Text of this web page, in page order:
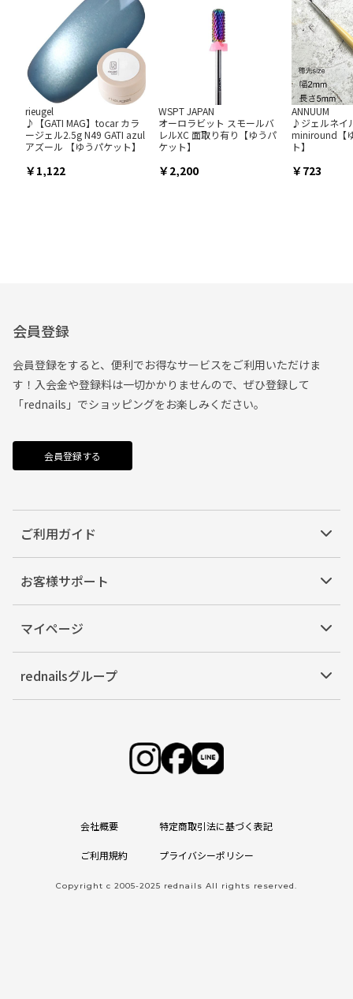
rieugel
♪【GATI MAG】tocar カラ
ージェル2.5g N49 GATI azul
アズール 【ゆうパケット】
1,122
WSPT JAPAN
オーロラビット スモールバ
レルXC 面取り有り【ゆうパ
ケット】
2,200
ANNUUM
♪ジェルネイ
miniround【
ト】
723
会員登録
会員登録をすると、便利でお得なサービスをご利用いただけま
す！入会金や登録料は一切かかりませんので、ぜひ登録して
「rednails」でショッピングをお楽しみください。
会員登録する
ご利用ガイド
お客様サポート
マイページ
rednailsグループ
会社概要 特定商取引法に基づく表記
ご利用規約 プライバシーポリシー
Copyright c 2005-2025 rednails All rights reserved.